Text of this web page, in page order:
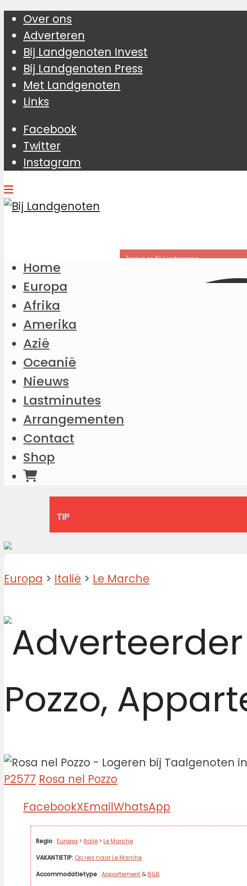
Over ons
Adverteren
Bij Landgenoten Invest
Bij Landgenoten Press
Met Landgenoten
Links
Facebook
Twitter
Instagram
Home
Europa
Afrika
Amerika
Azië
Oceanië
Nieuws
Lastminutes
Arrangementen
Contact
Shop
TIP
Europa > Italië > Le Marche
Pozzo,
P2577 Rosa nel Pozzo
FacebookXEmailWhatsApp
Regio :Europa >Italië >Le Marche
VAKANTIETIP: Op reis naar Le Marche
Accommodatietype :Appartement &B&B